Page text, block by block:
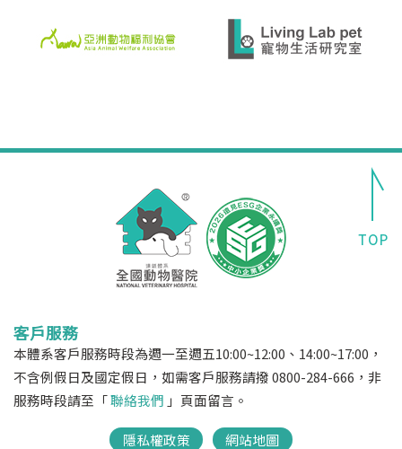
客戶服務
本體系客戶服務時段為週一至週五10:00~12:00、14:00~17:00，
不含例假日及國定假日，如需客戶服務請撥 0800-284-666，非
服務時段請至「聯絡我們 」頁面留言。
隱私權政策 網站地圖